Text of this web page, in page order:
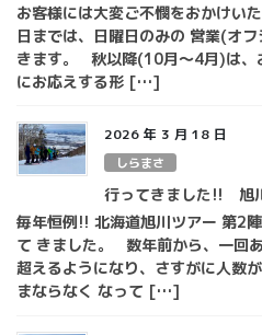
お客様には大変ご不憫をおかけい
日までは、日曜日のみの 営業(オ
きます。 秋以降(10月～4月)は、
にお応えする形 […]
2026 年 3 月 18 日
しらまさ
行ってきました!! 旭
毎年恒例!! 北海道旭川ツアー 第2
て きました。 数年前から、一回
超えるようになり、さすがに人数
まならなく なって […]